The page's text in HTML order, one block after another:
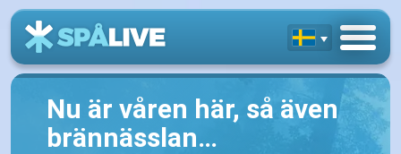
Nu är våren här, så även
brännässlan…